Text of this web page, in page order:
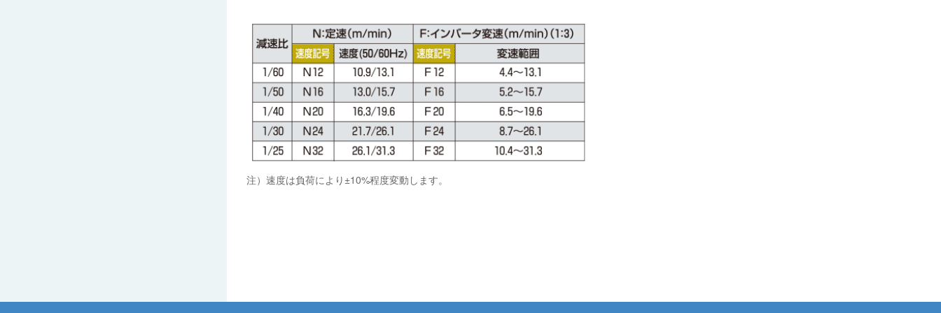
注）速度は負荷により±10%程度変動します。